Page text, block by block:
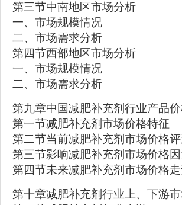
第三节中南地区市场分析
一、市场规模情况
二、市场需求分析
第四节西部地区市场分析
一、市场规模情况
二、市场需求分析
第九章中国减肥补充剂行业产品价
第一节减肥补充剂市场价格特征
第二节当前减肥补充剂市场价格
第三节影响减肥补充剂市场价格
第四节未来减肥补充剂市场价格走
第十章减肥补充剂行业上、下游